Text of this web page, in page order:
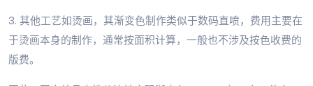
3. 其他工艺如烫画，其渐变色制作类似于数码直喷，费用主要在
于烫画本身的制作，通常按面积计算，一般也不涉及按色收费的
版费。